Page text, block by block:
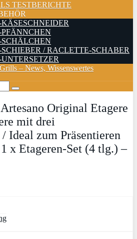
TESTBERICHTE
/ RACLETTE-SCHABER
– News, Wissenswertes
Original Etagere
mit drei
Ideal zum Präsentieren
x Etageren-Set (4 tlg.) –